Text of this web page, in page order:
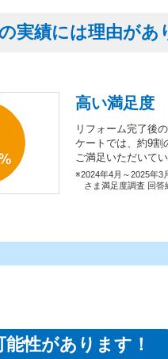
実績には理由があ
高い満足度
リフォーム完了後
ケートでは、約9割
ご満足いただいてい
※2024年4月～2025年3
さま満足度調査 回答
性があります！